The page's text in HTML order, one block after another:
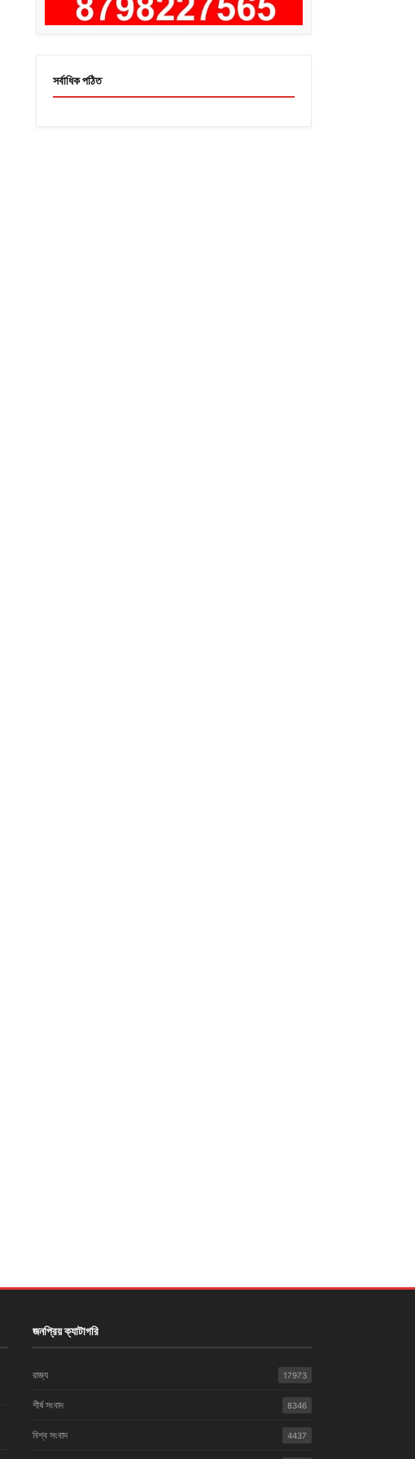
সর্বাধিক পঠিত
জনপ্রিয় ক্যাটাগরি
রাজ্য 17973
শীর্ষ সংবাদ 8346
বিশ্ব সংবাদ 4437